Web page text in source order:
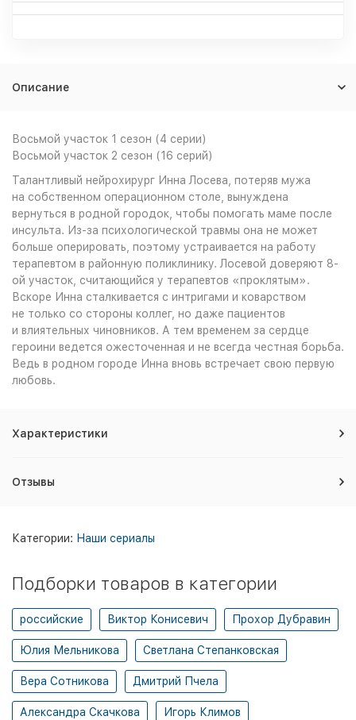
Описание
Восьмой участок 1 сезон (4 серии)
Восьмой участок 2 сезон (16 серий)
Талантливый нейрохирург Инна Лосева, потеряв мужа
на собственном операционном столе, вынуждена
вернуться в родной городок, чтобы помогать маме после
инсульта. Из-за психологической травмы она не может
больше оперировать, поэтому устраивается на работу
терапевтом в районную поликлинику. Лосевой доверяют 8-
ой участок, считающийся у терапевтов «проклятым».
Вскоре Инна сталкивается с интригами и коварством
не только со стороны коллег, но даже пациентов
и влиятельных чиновников. А тем временем за сердце
героини ведется ожесточенная и не всегда честная борьба.
Ведь в родном городе Инна вновь встречает свою первую
любовь.
Характеристики
Отзывы
Категории: Наши сериалы
Подборки товаров в категории
российские Виктор Конисевич Прохор Дубравин
Юлия Мельникова Светлана Степанковская
Вера Сотникова Дмитрий Пчела
Александра Скачкова Игорь Климов